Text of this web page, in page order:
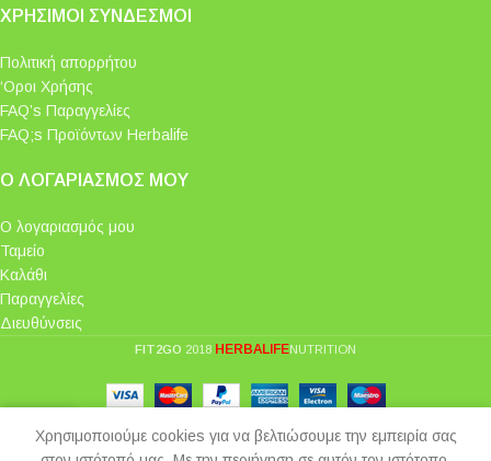
ΧΡΉΣΙΜΟΙ ΣΎΝΔΕΣΜΟΙ
Πολιτική απορρήτου
‘Οροι Χρήσης
FAQ’s Παραγγελίες
FAQ;s Προϊόντων Herbalife
Ο ΛΟΓΑΡΙΑΣΜΌΣ ΜΟΥ
Ο λογαριασμός μου
Ταμείο
Καλάθι
Παραγγελίες
Διευθύνσεις
FIT2GO 2018 HERBALIFENUTRITION
Χρησιμοποιούμε cookies για να βελτιώσουμε την εμπειρία σας